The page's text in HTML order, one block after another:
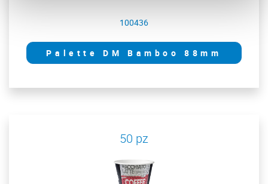
100436
Palette DM Bamboo 88mm
50 pz